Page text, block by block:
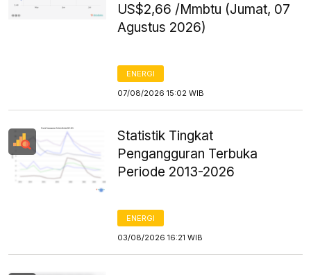
US$2,66 /Mmbtu (Jumat, 07
Agustus 2026)
ENERGI
07/08/2026 15:02 WIB
Statistik Tingkat
Pengangguran Terbuka
Periode 2013-2026
ENERGI
03/08/2026 16:21 WIB